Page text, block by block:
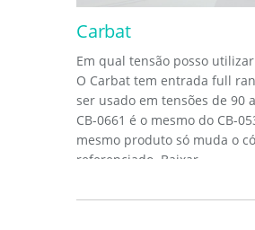
Carbat
Em qual tensão posso
O Carbat tem entrada full
ser usado em tensões de 90
CB-0661 é o mesmo do CB-
mesmo produto só muda o
referenciado. Baixar...